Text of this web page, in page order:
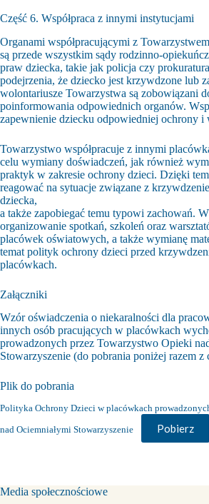
Część 6. Współpraca z innymi instytucjami
Organami współpracującymi z
są przede wszystkim sądy rodzinno-
praw dziecka, takie jak policja czy
podejrzenia, że dziecko jest krzywdzone lub
wolontariusze Towarzystwa są zobowiązani
poinformowania odpowiednich organów.
zapewnienie dziecku odpowiedniej ochrony i
Towarzystwo współpracuje z innymi
celu wymiany doświadczeń, jak również
praktyk w zakresie ochrony dzieci. Dzięki
reagować na sytuacje związane z
dziecka,
a także zapobiegać temu typowi zachowań.
organizowanie spotkań, szkoleń oraz
placówek oświatowych, a także wymianę
temat polityk ochrony dzieci przed
placówkach.
Załączniki
Wzór oświadczenia o niekaralności dla
innych osób pracujących w placówkach
prowadzonych przez Towarzystwo Opieki
Stowarzyszenie (do pobrania poniżej razem z
Plik do pobrania
Polityka Ochrony Dzieci w placówkach
nad Ociemniałymi Stowarzyszenie Pobierz
Media społecznościowe